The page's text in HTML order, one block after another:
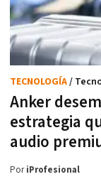
Anker
estrategia
audio
TECNOLOGÍA/
PoriProfesional